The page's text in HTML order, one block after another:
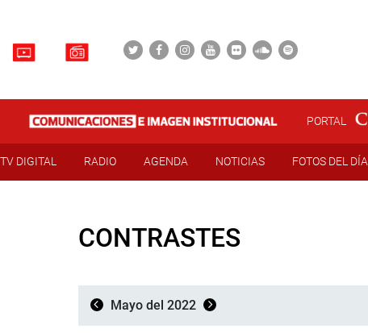
PORTAL
TV DIGITAL RADIO AGENDA NOTICIAS FOTOS DEL DÍA
CONTRASTES
Mayo del 2022